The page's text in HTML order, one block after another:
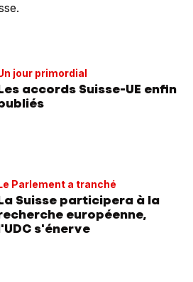
jour primordial
accords Suisse-UE enfin
Parlement a tranché
Suisse participera à la
européenne,
s'énerve